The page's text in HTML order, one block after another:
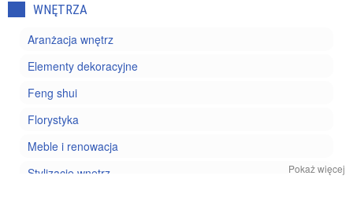
WNĘTRZA
Aranżacja wnętrz
Elementy dekoracyjne
Feng shui
Florystyka
Meble i renowacja
Stylizacje wnętrz
Pokaż więcej